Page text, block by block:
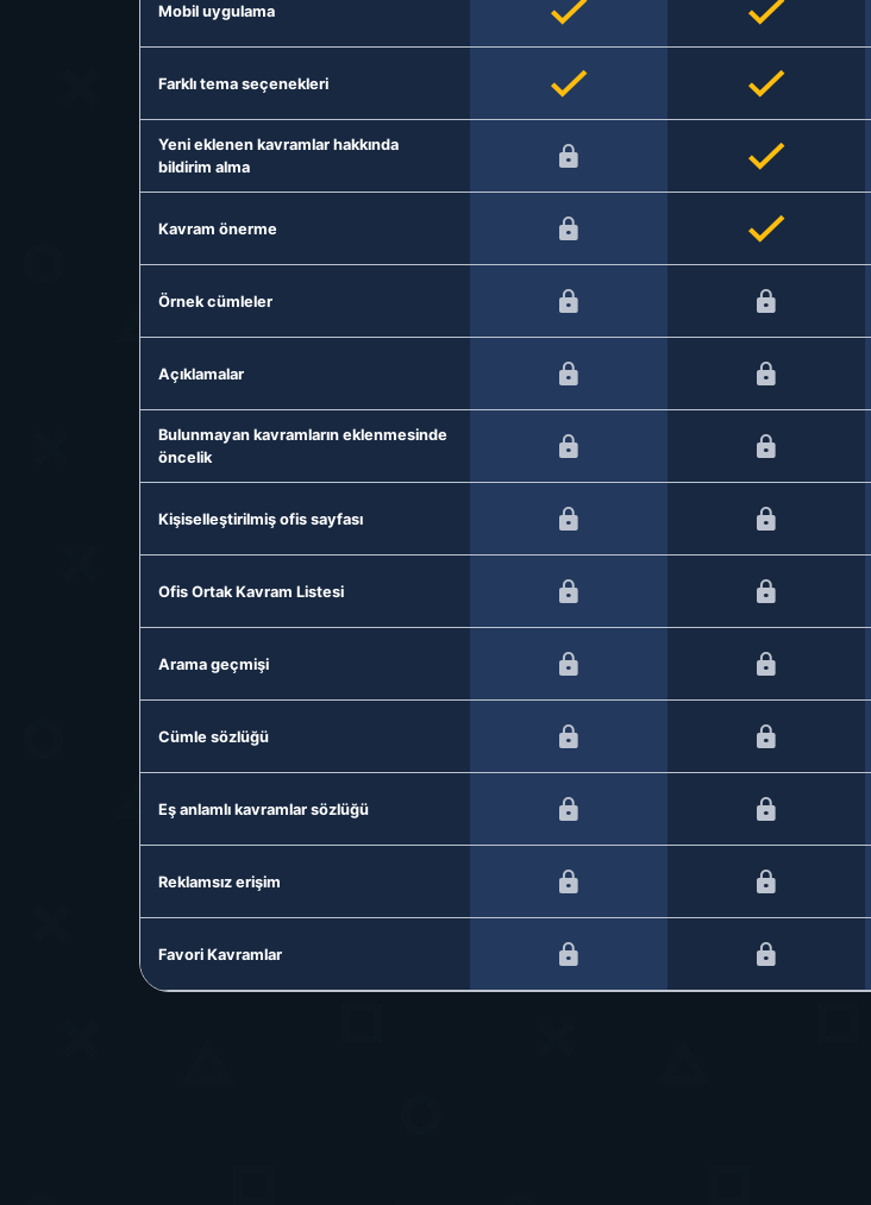
Mobil uygulama
Farklı tema seçenekleri
Yeni eklenen kavramlar hakkında
bildirim alma
Kavram önerme
Örnek cümleler
Açıklamalar
Bulunmayan kavramların eklenmesinde
öncelik
Kişiselleştirilmiş ofis sayfası
Ofis Ortak Kavram Listesi
Arama geçmişi
Cümle sözlüğü
Eş anlamlı kavramlar sözlüğü
Reklamsız erişim
Favori Kavramlar